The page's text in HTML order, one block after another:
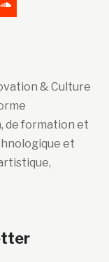
& Culture
de formation et
et